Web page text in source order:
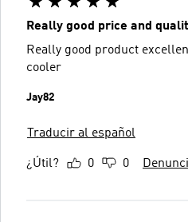
Really good price and
Really good product
cooler
Jay82
Traducir al español
¿Útil? 0 0